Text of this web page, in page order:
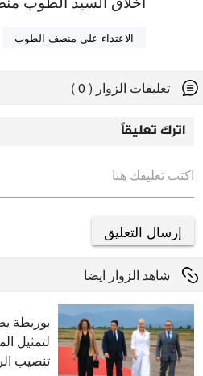
الاعتداء على منصف الطوب
تعليقات الزوار ( 0 )
اترك تعليقاً
اكتب تعليقك هنا
شاهد الزوار ايضا
بوريطة
لتمثيل
تنصيب